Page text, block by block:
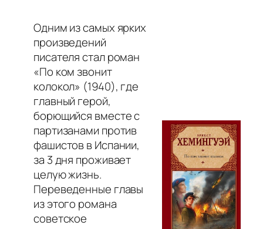
Одним из самых ярких
произведений
писателя стал роман
«По ком звонит
колокол» (1940), где
главный герой,
борющийся вместе с
партизанами против
фашистов в Испании,
за 3 дня проживает
целую жизнь.
Переведенные главы
из этого романа
советское